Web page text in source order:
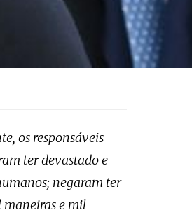
os responsáveis
ter devastado e
negaram ter
maneiras e mil